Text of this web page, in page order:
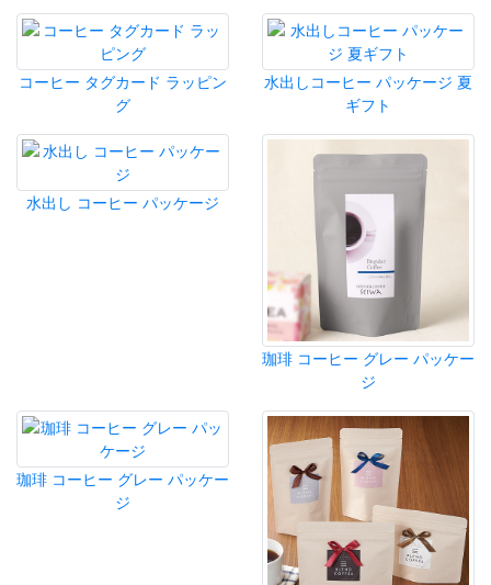
コーヒー タグカード ラッピン
グ
水出しコーヒー パッケージ 夏
ギフト
水出し コーヒー パッケージ
珈琲 コーヒー グレー パッケー
ジ
珈琲 コーヒー グレー パッケー
ジ